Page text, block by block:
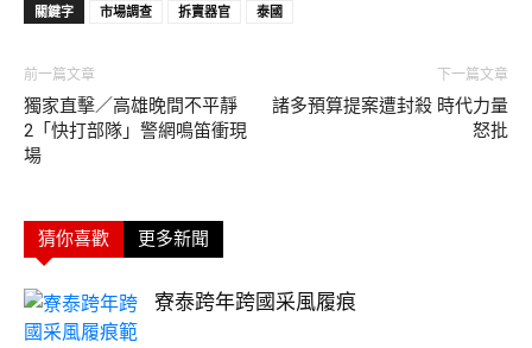
關鍵字 市場調查 拆賣器官 泰國
前一篇文章
獨家直擊／高雄晚間不平靜
2「快打部隊」警網鳴笛衝現
場
下一篇文章
諸多預算提案遭封殺 時代力量
怒批
猜你喜歡 更多新聞
寮泰跨年跨國采風履痕